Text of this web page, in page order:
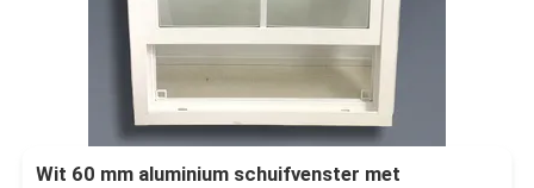
Wit 60 mm aluminium schuifvenster met